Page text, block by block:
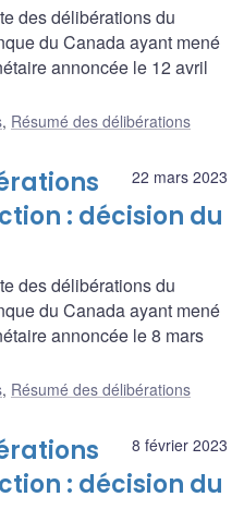
des délibérations du
du Canada ayant mené
annoncée le 12 avril
, Résumé des délibérations
22 mars 2023
: décision du
des délibérations du
du Canada ayant mené
annoncée le 8 mars
, Résumé des délibérations
8 février 2023
: décision du